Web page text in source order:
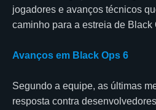
jogadores e avanços técnicos
caminho para a estreia de Black
Avanços em Black Ops 6
Segundo a equipe, as últimas
resposta contra